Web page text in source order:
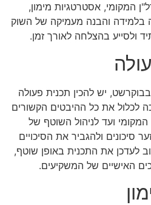
המקומי, אסטרטגיות מימון,
בלמידה והבנה מעמיקה של השוק
ולסייע בהצלחה לאורך זמן.
יש להכין תכנית פעולה
לכלול את כל ההיבטים הקשורים
ועד לניהול השוטף של
סיכונים ולהגביר את הסיכויים
לעדכן את התכנית באופן שוטף,
האישיים של המשקיעים.